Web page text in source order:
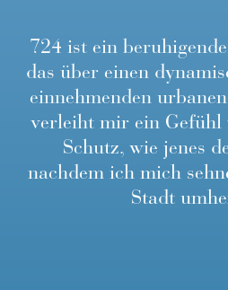
724 ist ein
das über einen
einnehmenden urbanen
verleiht mir ein Gefühl
Schutz, wie jenes
nachdem ich mich
Stadt